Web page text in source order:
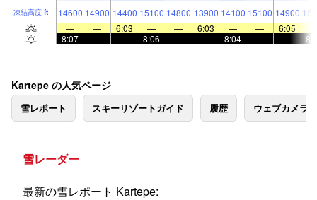
凍結高度 ft 14600 14900 14400 15100 14800 13900 14100 15100 14900
—
— 6:03 — — 6:03 — — 6:05
8:07
— — 8:06 — — 8:04 — —
Kartepe の人気ページ
雪レポート スキーリゾートガイド 履歴 ウェブカメラ
雪レーダー
最新の雪レポート Kartepe: